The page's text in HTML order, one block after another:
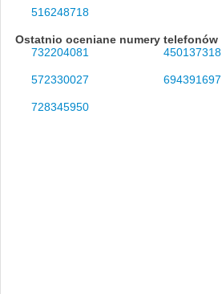
516248718
Ostatnio oceniane numery telefonów
732204081
450137318
572330027 694391697
728345950